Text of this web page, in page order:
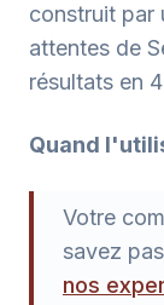
construit par
attentes de
résultats en
Quand
Votre
savez
nos